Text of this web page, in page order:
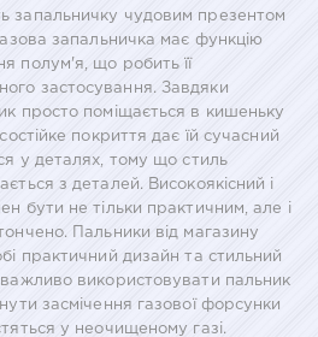
запальничку чудовим презентом
запальничка має функцію
полум'я, що робить її
застосування. Завдяки
просто поміщається в кишеньку
покриття дає їй сучасний
у деталях, тому що стиль
з деталей. Високоякісний і
бути не тільки практичним, але і
Пальники від магазину
практичний дизайн та стильний
використовувати пальник
засмічення газової форсунки
у неочищеному газі.